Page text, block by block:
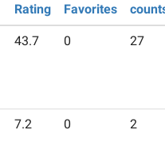
Rating
Favorites
43.7 0 27
7.2 0 2